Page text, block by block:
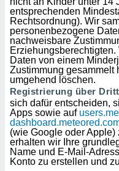
und
oder
um
dieser
Adressen
zu
und diese
Einige
entsprechenden
Rechtsordnung). Wir
personenbezogene
nachweisbare
Daten von einem
Zustimmung gesammelt
umgehend löschen.
Registrierung über
sich dafür entscheiden,
Apps sowie auf
(wie Google oder
erhalten wir Ihre
Name und E-Mail-
Konto zu erstellen und